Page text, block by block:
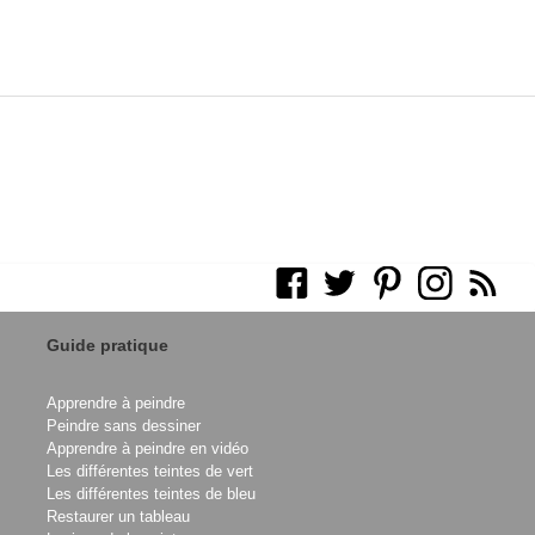
Guide pratique
Apprendre à peindre
Peindre sans dessiner
Apprendre à peindre en vidéo
Les différentes teintes de vert
Les différentes teintes de bleu
Restaurer un tableau